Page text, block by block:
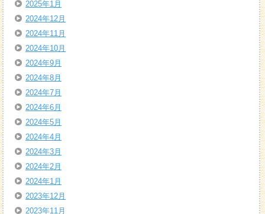
2025年1月
2024年12月
2024年11月
2024年10月
2024年9月
2024年8月
2024年7月
2024年6月
2024年5月
2024年4月
2024年3月
2024年2月
2024年1月
2023年12月
2023年11月